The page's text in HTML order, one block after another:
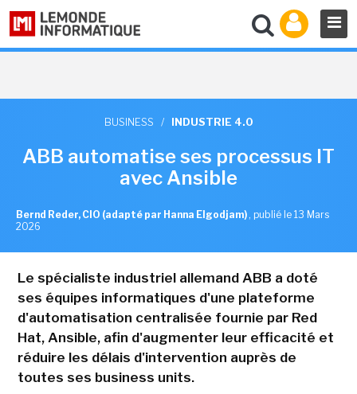
BUSINESS / INDUSTRIE 4.0
ABB automatise ses processus IT
avec Ansible
Bernd Reder, CIO (adapté par Hanna Elgodjam) , publié le 13 Mars
2026
Le spécialiste industriel allemand ABB a doté
ses équipes informatiques d'une plateforme
d'automatisation centralisée fournie par Red
Hat, Ansible, afin d'augmenter leur efficacité et
réduire les délais d'intervention auprès de
toutes ses business units.